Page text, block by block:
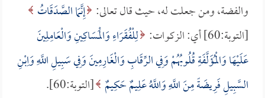
والفضة، ومن جعلت له، حيث قال تعالى: إِنَّمَا الصَّدَقَاتُ
[التوبة:60] أي: الزكوات:
لِلْفُقَرَاءِ وَالْمَسَاكِينِ وَالْعَامِلِينَ
عَلَيْهَا وَالْمُؤَلَّفَةِ قُلُوبُهُمْ وَفِي الرِّقَابِ وَالْغَارِمِينَ وَفِي سَبِيلِ اللَّهِ وَاِبْنِ
السَّبِيلِ فَرِيضَةً مِنَ اللَّهِ وَاللَّهُ عَلِيمٌ حَكِيمٌ [التوبة:60].